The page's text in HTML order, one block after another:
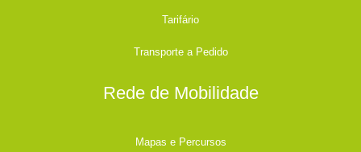
Tarifário
Transporte a Pedido
Rede de Mobilidade
Mapas e Percursos